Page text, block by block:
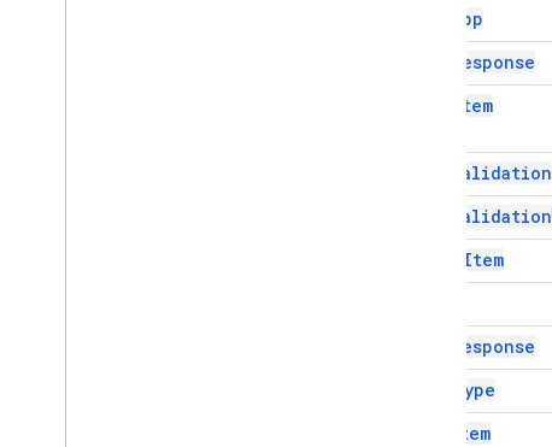
App
Response
Item
Validation
Validation
Item
Response
Type
Item